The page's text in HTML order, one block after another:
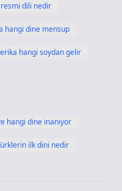
dili nedir
hangi dine mensup
hangi soydan gelir
hangi dine inanıyor
ilk dini nedir